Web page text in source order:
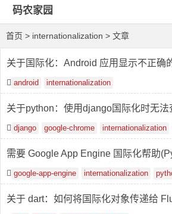
码农家园
首页 > internationalization > 文章
关于国际化：Android 应用显示不正确
android internationalization
关于python：使用django国际化时无法
django google-chrome internationalization
需要 Google App Engine 国际化帮助
google-app-engine internationalization
关于 dart：如何将国际化对象传递给